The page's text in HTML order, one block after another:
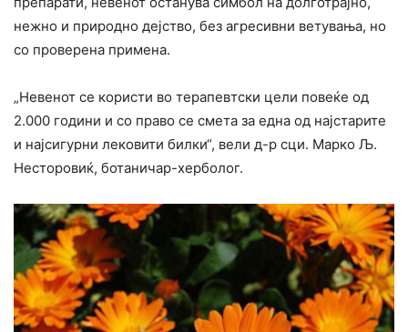
нежно и природно дејство, без агресивни ветувања, но
со проверена примена.
„Невенот се користи во терапевтски цели повеќе од
2.000 години и со право се смета за една од најстарите
и најсигурни лековити билки“, вели д-р сци. Марко Љ.
Несторовиќ, ботаничар-херболог.